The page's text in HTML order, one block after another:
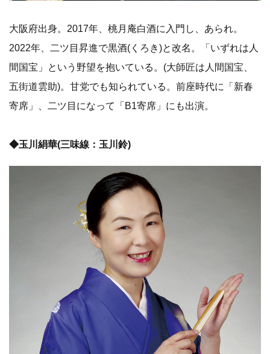
大阪府出身。2017年、桃月庵白酒に入門し、あられ。
2022年、二ツ目昇進で黒酒(くろき)と改名。「いずれは人
間国宝」という野望を抱いている。(大師匠は人間国宝、
五街道雲助)。甘党でも知られている。前座時代に「新春
寄席」、二ツ目になって「B1寄席」にも出演。
◆玉川絹華(三味線：玉川鈴)